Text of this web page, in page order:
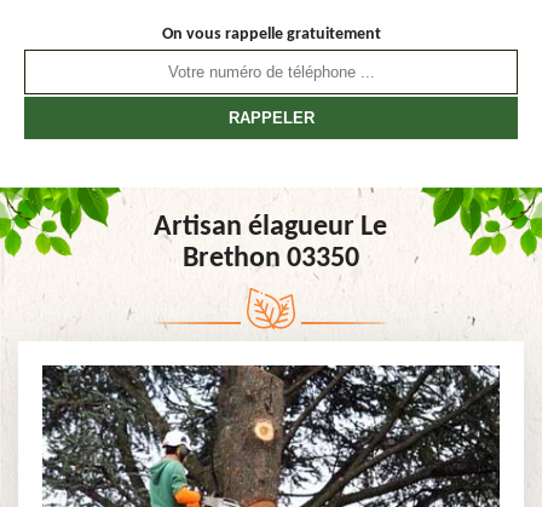
On vous rappelle gratuitement
Artisan élagueur Le
Brethon 03350